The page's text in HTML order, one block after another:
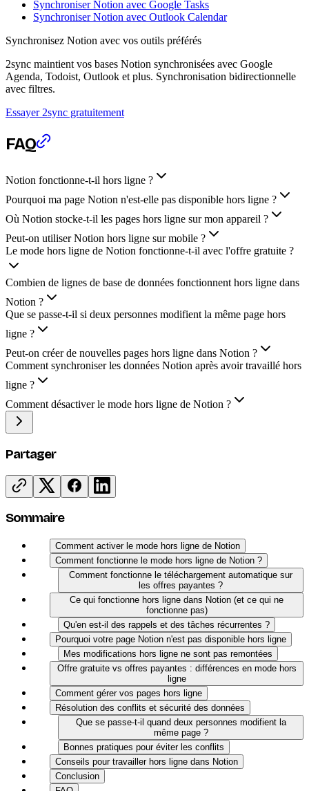
Synchroniser Notion avec Google Tasks
Synchroniser Notion avec Outlook Calendar
Synchronisez Notion avec vos outils préférés
2sync maintient vos bases Notion synchronisées avec Google
Agenda, Todoist, Outlook et plus. Synchronisation bidirectionnelle
avec filtres.
Essayer 2sync gratuitement
FAQ
Notion fonctionne-t-il hors ligne ?
Pourquoi ma page Notion n'est-elle pas disponible hors ligne ?
Où Notion stocke-t-il les pages hors ligne sur mon appareil ?
Peut-on utiliser Notion hors ligne sur mobile ?
Le mode hors ligne de Notion fonctionne-t-il avec l'offre gratuite ?
Combien de lignes de base de données fonctionnent hors ligne dans
Notion ?
Que se passe-t-il si deux personnes modifient la même page hors
ligne ?
Peut-on créer de nouvelles pages hors ligne dans Notion ?
Comment synchroniser les données Notion après avoir travaillé hors
ligne ?
Comment désactiver le mode hors ligne de Notion ?
Partager
Sommaire
Comment activer le mode hors ligne de Notion
Comment fonctionne le mode hors ligne de Notion ?
Comment fonctionne le téléchargement automatique sur
les offres payantes ?
Ce qui fonctionne hors ligne dans Notion (et ce qui ne
fonctionne pas)
Qu'en est-il des rappels et des tâches récurrentes ?
Pourquoi votre page Notion n'est pas disponible hors ligne
Mes modifications hors ligne ne sont pas remontées
Offre gratuite vs offres payantes : différences en mode hors
ligne
Comment gérer vos pages hors ligne
Résolution des conflits et sécurité des données
Que se passe-t-il quand deux personnes modifient la
même page ?
Bonnes pratiques pour éviter les conflits
Conseils pour travailler hors ligne dans Notion
Conclusion